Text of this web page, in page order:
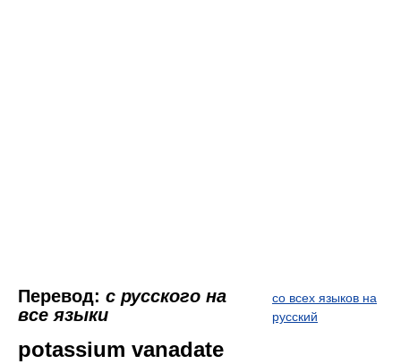
Перевод: с русского на
все языки
со всех языков на
русский
potassium vanadate